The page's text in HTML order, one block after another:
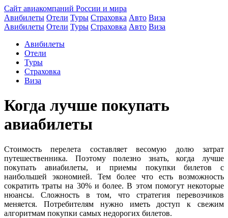
Сайт авиакомпаний России и мира
Авибилеты Отели Туры Страховка Авто Виза
Авибилеты Отели Туры Страховка Авто Виза
Авибилеты
Отели
Туры
Страховка
Виза
Когда лучше покупать
авиабилеты
Стоимость перелета составляет весомую долю затрат
путешественника. Поэтому полезно знать, когда лучше
покупать авиабилеты, и приемы покупки билетов с
наибольшей экономией. Тем более что есть возможность
сократить траты на 30% и более. В этом помогут некоторые
нюансы. Сложность в том, что стратегия перевозчиков
меняется. Потребителям нужно иметь доступ к свежим
алгоритмам покупки самых недорогих билетов.